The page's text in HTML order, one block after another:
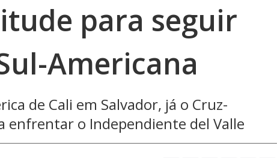
para seguir
Americana
de Cali em Salvador, já o Cruz-
enfrentar o Independiente del Valle